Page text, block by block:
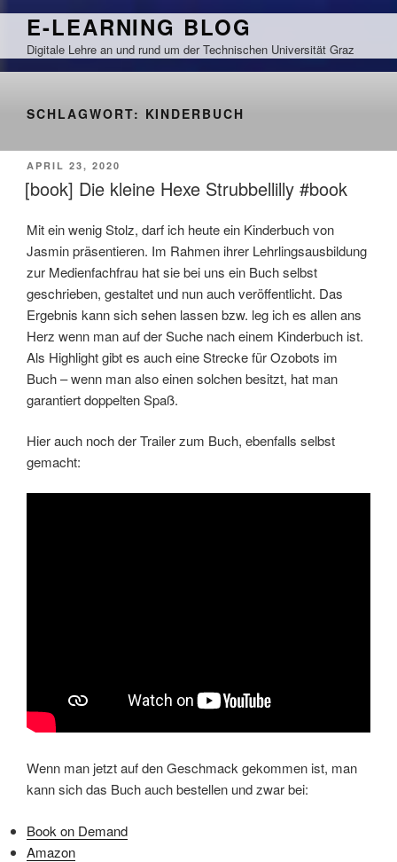
Zum
springen
E-LEARNING BLOG
Digitale Lehre an und rund um der Technischen Universität Graz
SCHLAGWORT: KINDERBUCH
VERÖFFENTLICHT
AM
APRIL 23, 2020
[book] Die kleine Hexe Strubbellilly #book
Mit ein wenig Stolz, darf ich heute ein Kinderbuch von
Jasmin präsentieren. Im Rahmen ihrer Lehrlingsausbildung
zur Medienfachfrau hat sie bei uns ein Buch selbst
geschrieben, gestaltet und nun auch veröffentlicht. Das
Ergebnis kann sich sehen lassen bzw. leg ich es allen ans
Herz wenn man auf der Suche nach einem Kinderbuch ist.
Als Highlight gibt es auch eine Strecke für Ozobots im
Buch – wenn man also einen solchen besitzt, hat man
garantiert doppelten Spaß.
Hier auch noch der Trailer zum Buch, ebenfalls selbst
gemacht:
Wenn man jetzt auf den Geschmack gekommen ist, man
kann sich das Buch auch bestellen und zwar bei:
Book on Demand
Amazon